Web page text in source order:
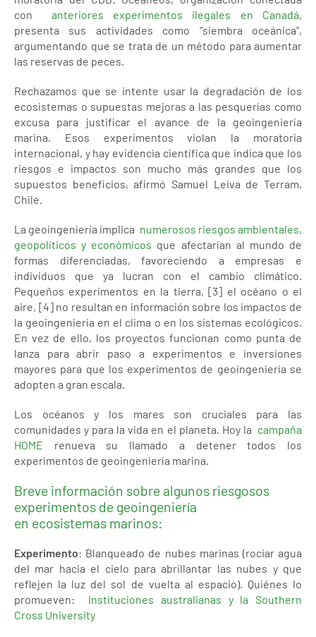
con anteriores experimentos ilegales en Canadá,
presenta sus actividades como “siembra oceánica”,
argumentando que se trata de un método para aumentar
las reservas de peces.
Rechazamos que se intente usar la degradación de los
ecosistemas o supuestas mejoras a las pesquerías como
excusa para justificar el avance de la geoingeniería
marina. Esos experimentos violan la moratoria
internacional, y hay evidencia científica que indica que los
riesgos e impactos son mucho más grandes que los
supuestos beneficios, afirmó Samuel Leiva de Terram,
Chile.
La geoingeniería implica numerosos riesgos ambientales,
geopolíticos y económicos que afectarían al mundo de
formas diferenciadas, favoreciendo a empresas e
individuos que ya lucran con el cambio climático.
Pequeños experimentos en la tierra, [3] el océano o el
aire, [4] no resultan en información sobre los impactos de
la geoingeniería en el clima o en los sistemas ecológicos.
En vez de ello, los proyectos funcionan como punta de
lanza para abrir paso a experimentos e inversiones
mayores para que los experimentos de geoingeniería se
adopten a gran escala.
Los océanos y los mares son cruciales para las
comunidades y para la vida en el planeta. Hoy la campaña
HOME renueva su llamado a detener todos los
experimentos de geoingeniería marina.
Breve información sobre algunos riesgosos
experimentos de geoingeniería
en ecosistemas marinos:
Experimento: Blanqueado de nubes marinas (rociar agua
del mar hacia el cielo para abrillantar las nubes y que
reflejen la luz del sol de vuelta al espacio). Quiénes lo
promueven: Instituciones australianas y la Southern
Cross University